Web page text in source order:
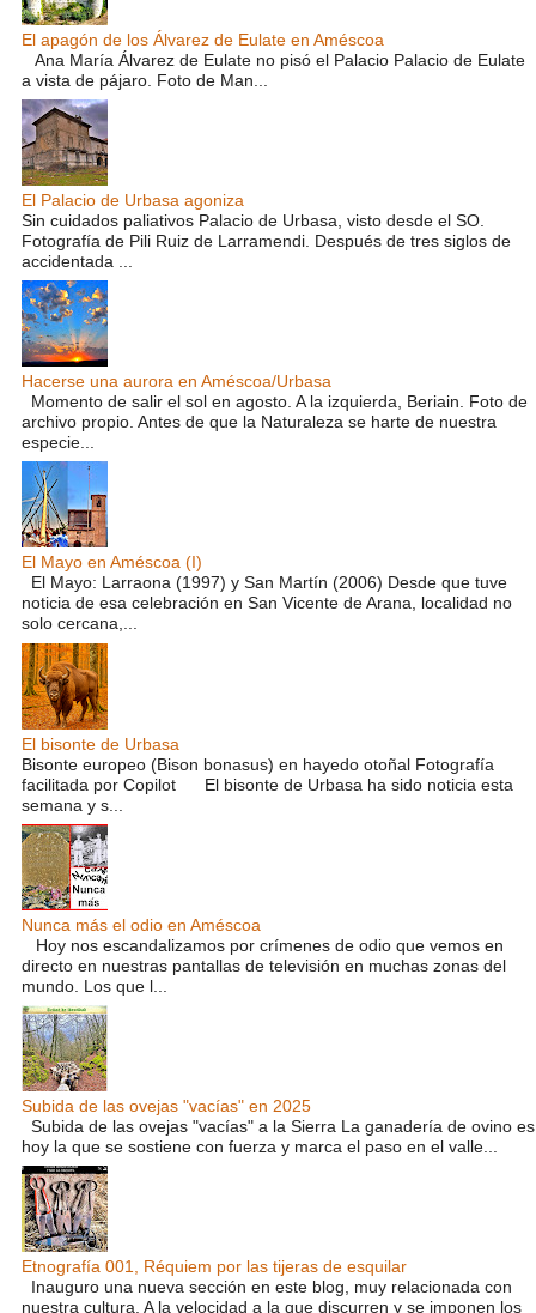
El apagón de los Álvarez de Eulate en Améscoa
Ana María Álvarez de Eulate no pisó el Palacio Palacio de Eulate
a vista de pájaro. Foto de Man...
El Palacio de Urbasa agoniza
Sin cuidados paliativos Palacio de Urbasa, visto desde el SO.
Fotografía de Pili Ruiz de Larramendi. Después de tres siglos de
accidentada ...
Hacerse una aurora en Améscoa/Urbasa
Momento de salir el sol en agosto. A la izquierda, Beriain. Foto de
archivo propio. Antes de que la Naturaleza se harte de nuestra
especie...
El Mayo en Améscoa (I)
El Mayo: Larraona (1997) y San Martín (2006) Desde que tuve
noticia de esa celebración en San Vicente de Arana, localidad no
solo cercana,...
El bisonte de Urbasa
Bisonte europeo (Bison bonasus) en hayedo otoñal Fotografía
facilitada por Copilot El bisonte de Urbasa ha sido noticia esta
semana y s...
Nunca más el odio en Améscoa
Hoy nos escandalizamos por crímenes de odio que vemos en
directo en nuestras pantallas de televisión en muchas zonas del
mundo. Los que l...
Subida de las ovejas "vacías" en 2025
Subida de las ovejas "vacías" a la Sierra La ganadería de ovino es
hoy la que se sostiene con fuerza y marca el paso en el valle...
Etnografía 001, Réquiem por las tijeras de esquilar
Inauguro una nueva sección en este blog, muy relacionada con
nuestra cultura. A la velocidad a la que discurren y se imponen los